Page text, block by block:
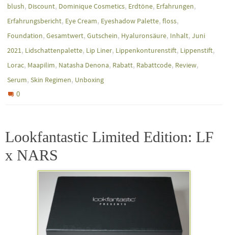
blush, Discount, Dominique Cosmetics, Erdtöne, Erfahrungen,
Erfahrungsbericht, Eye Cream, Eyeshadow Palette, floss,
Foundation, Gesamtwert, Gutschein, Hyaluronsäure, Inhalt, Juni
2021, Lidschattenpalette, Lip Liner, Lippenkonturenstift, Lippenstift,
Lorac, Maapilim, Natasha Denona, Rabatt, Rabattcode, Review,
Serum, Skin Regimen, Unboxing
0
Lookfantastic Limited Edition: LF
x NARS